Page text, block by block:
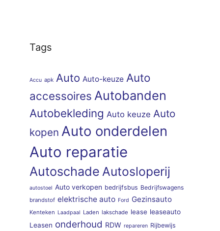
Tags
Accu apk Auto Auto-keuze Auto
accessoires Autobanden
Autobekleding Auto keuze Auto
kopen Auto onderdelen
Auto reparatie
Autoschade Autosloperij
autostoel Auto verkopen bedrijfsbus Bedrijfswagens
brandstof elektrische auto Ford Gezinsauto
Kenteken Laadpaal Laden lakschade lease leaseauto
Leasen onderhoud RDW repareren Rijbewijs